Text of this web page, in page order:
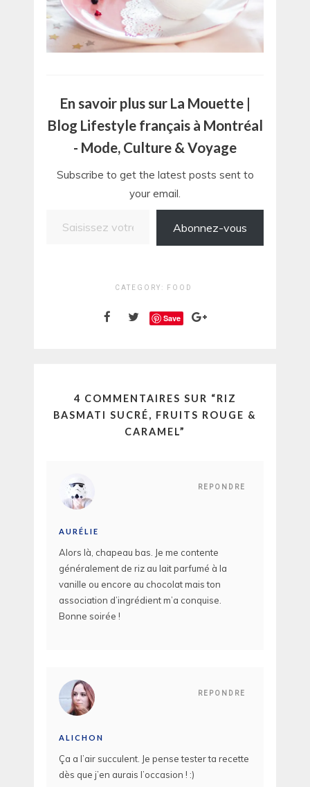
En savoir plus sur La Mouette |
Blog Lifestyle français à Montréal
- Mode, Culture & Voyage
Subscribe to get the latest posts sent to
your email.
Abonnez-vous
CATEGORY: FOOD
Save
4 COMMENTAIRES SUR “RIZ
BASMATI SUCRÉ, FRUITS ROUGE &
CARAMEL”
REPONDRE
AURÉLIE
Alors là, chapeau bas. Je me contente
généralement de riz au lait parfumé à la
vanille ou encore au chocolat mais ton
association d’ingrédient m’a conquise.
Bonne soirée !
REPONDRE
ALICHON
Ça a l’air succulent. Je pense tester ta recette
dès que j’en aurais l’occasion ! :)